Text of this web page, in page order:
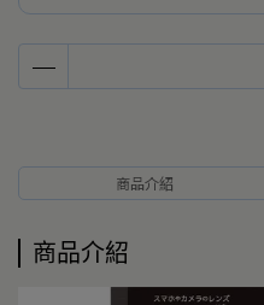
商品介紹
商品介紹